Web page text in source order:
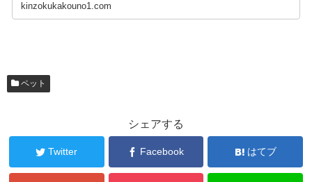
kinzokukakouno1.com
ペット
シェアする
Twitter Facebook はてブ